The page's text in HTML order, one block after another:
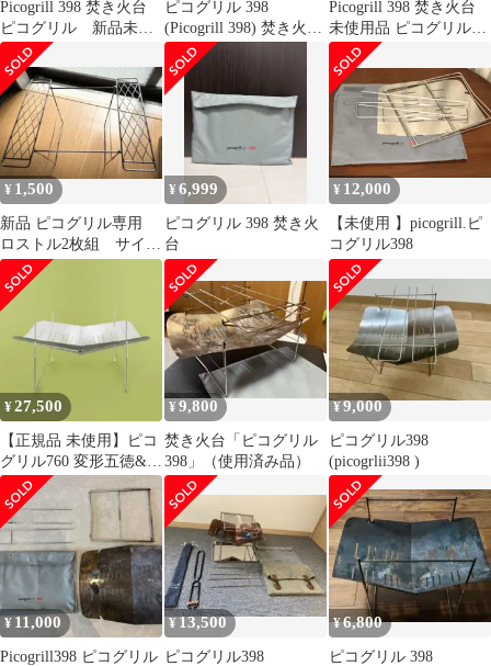
Picogrill 398 焚き火台
ピコグリル 新品未使
用
ピコグリル 398
(Picogrill 398) 焚き火台
本体 専用ケース有
Picogrill 398 焚き火台
未使用品 ピコグリル
398
¥ 1,500
新品 ピコグリル専用
ロストル2枚組 サイド
パネル
¥6,999
ピコグリル 398 焚き火
台
¥ 12,000
【未使用 】picogrill.ピ
コグリル398
¥27,500
【正規品 未使用】ピコ
グリル760 変形五徳&専
用スピット4本セット
¥9,800
焚き火台「ピコグリル
398」（使用済み品）
¥9,000
ピコグリル398
(picogrlii398 )
¥ 11,000
Picogrill398 ピコグリル
¥13,500
ピコグリル398
¥6,800
ピコグリル 398